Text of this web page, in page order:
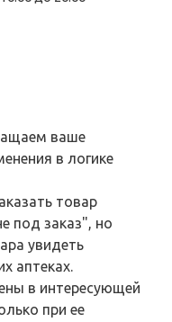
ваше
в логике
товар
под заказ", но
увидеть
аптеках.
в интересующей
при ее